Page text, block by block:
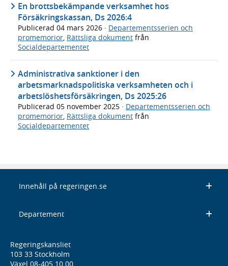
En brottsbekämpande verksamhet hos
Försäkringskassan, Ds 2026:4
Publicerad 04 mars 2026 · Departementsserien och
promemorior, Rättsliga dokument från
Socialdepartementet
Administrativa sanktioner i den
arbetsmarknadspolitiska verksamheten och i
arbetslöshetsförsäkringen, Ds 2025:26
Publicerad 05 november 2025 · Departementsserien och
promemorior, Rättsliga dokument från
Socialdepartementet
Innehåll på regeringen.se
Departement
Regeringskansliet
103 33 Stockholm
Växel 08-405 10 00